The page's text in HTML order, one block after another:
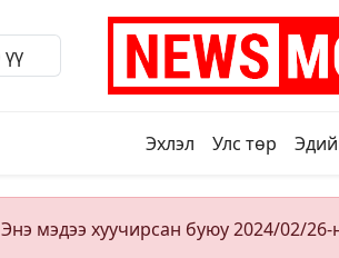
Эхлэл Улс төр
Энэ мэдээ хуучирсан буюу 2024/02/